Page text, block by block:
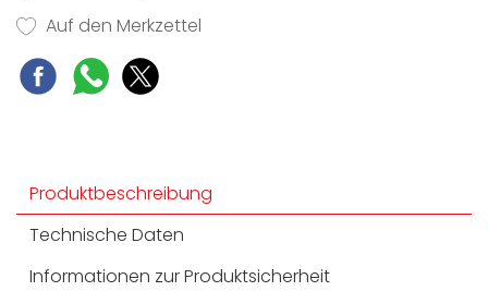
vide Garen
Einfachste Handhabung - Touch-Bedienung
und Vollauszug
Auf den Merkzettel
Produktbeschreibung
Technische Daten
Informationen zur Produktsicherheit